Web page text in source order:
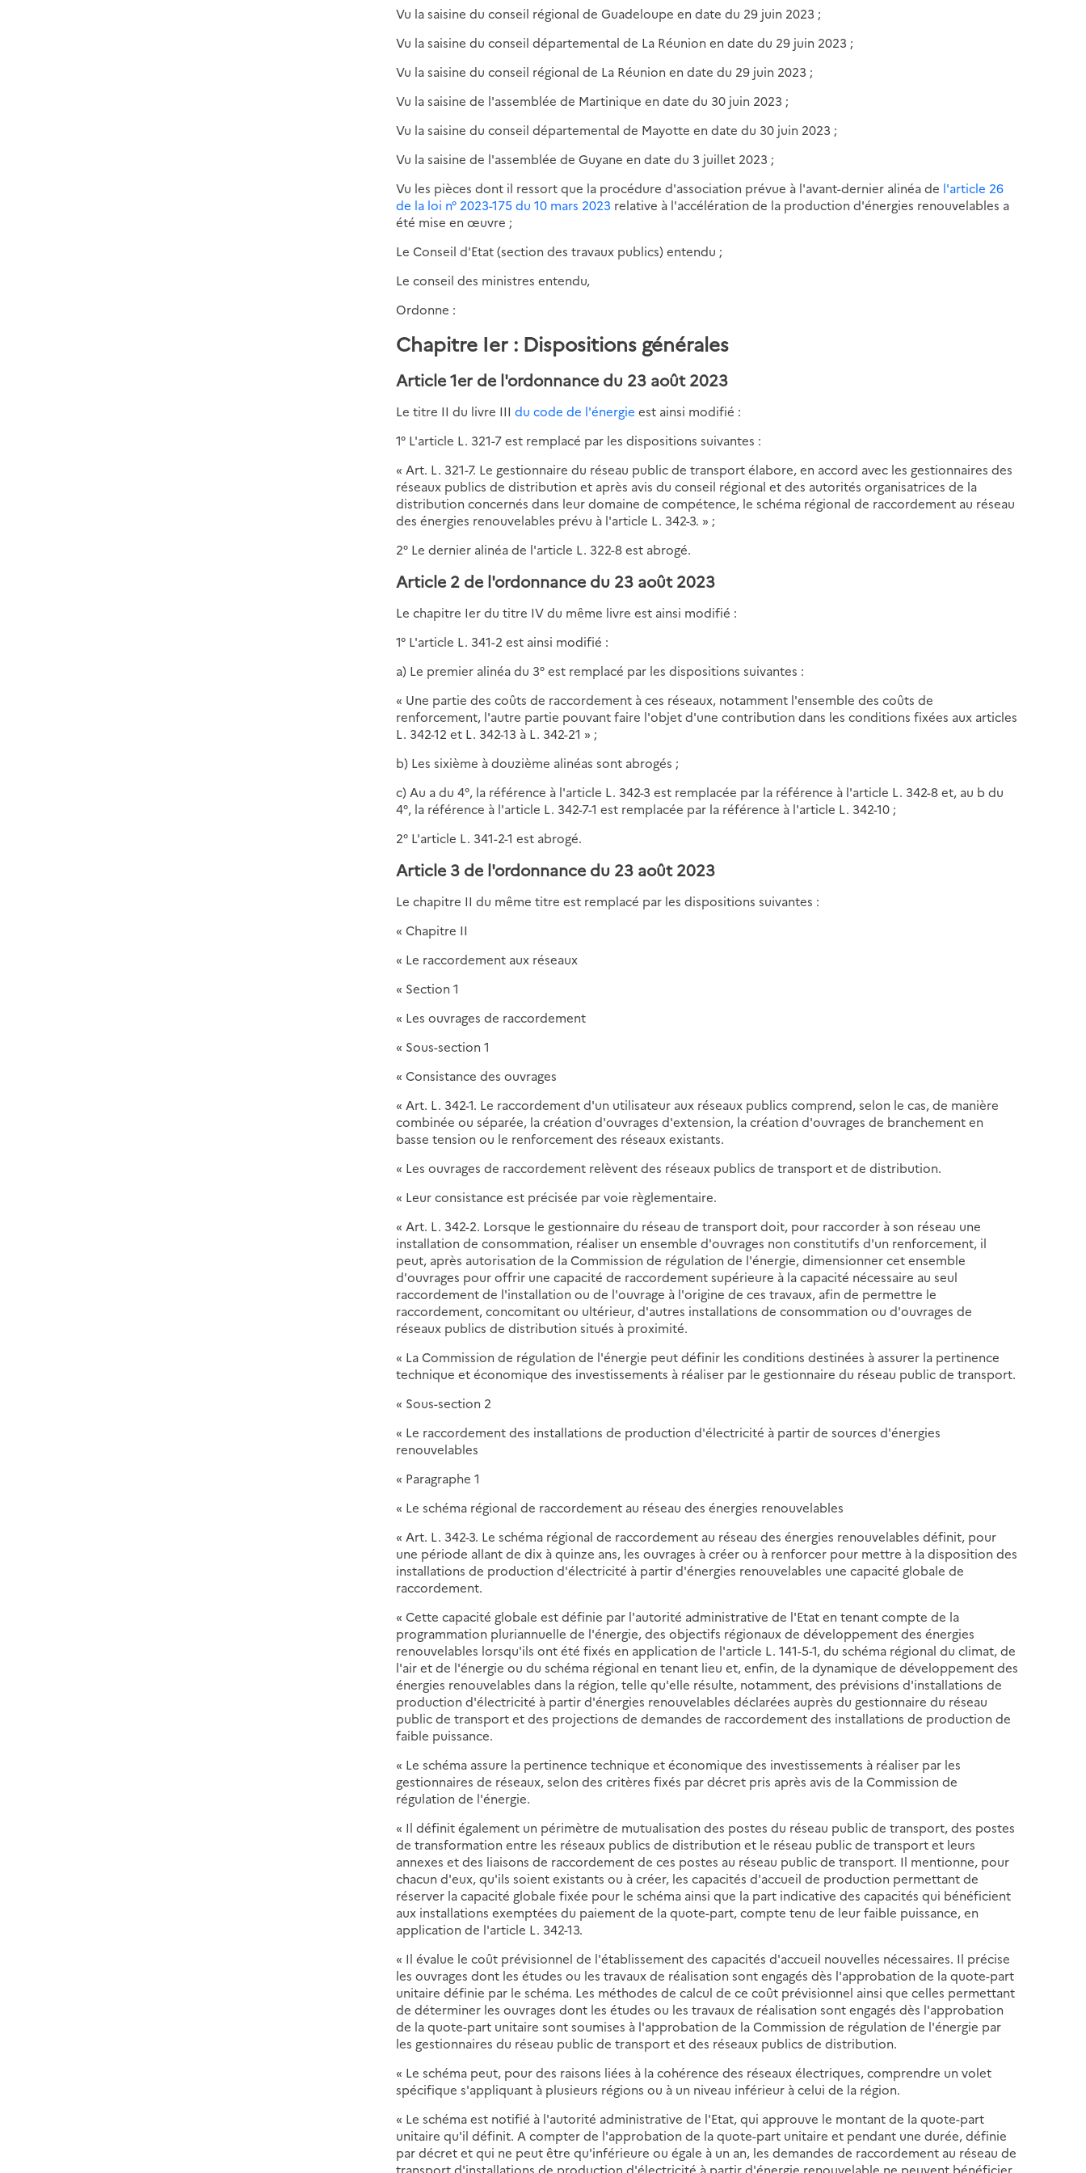
Vu la saisine du conseil régional de Guadeloupe en date du 29 juin 2023 ;
Vu la saisine du conseil départemental de La Réunion en date du 29 juin 2023 ;
Vu la saisine du conseil régional de La Réunion en date du 29 juin 2023 ;
Vu la saisine de l'assemblée de Martinique en date du 30 juin 2023 ;
Vu la saisine du conseil départemental de Mayotte en date du 30 juin 2023 ;
Vu la saisine de l'assemblée de Guyane en date du 3 juillet 2023 ;
Vu les pièces dont il ressort que la procédure d'association prévue à l'avant-dernier alinéa de l'article 26
de la loi n° 2023-175 du 10 mars 2023 relative à l'accélération de la production d'énergies renouvelables a
été mise en œuvre ;
Le Conseil d'Etat (section des travaux publics) entendu ;
Le conseil des ministres entendu,
Ordonne :
Chapitre Ier : Dispositions générales
Article 1er de l'ordonnance du 23 août 2023
Le titre II du livre IIIdu code de l'énergie est ainsi modifié :
1° L'article L. 321-7 est remplacé par les dispositions suivantes :
« Art. L. 321-7. Le gestionnaire du réseau public de transport élabore, en accord avec les gestionnaires des
réseaux publics de distribution et après avis du conseil régional et des autorités organisatrices de la
distribution concernés dans leur domaine de compétence, le schéma régional de raccordement au réseau
des énergies renouvelables prévu à l'article L. 342-3. » ;
2° Le dernier alinéa de l'article L. 322-8 est abrogé.
Article 2 de l'ordonnance du 23 août 2023
Le chapitre Ier du titre IV du même livre est ainsi modifié :
1° L'article L. 341-2 est ainsi modifié :
a) Le premier alinéa du 3° est remplacé par les dispositions suivantes :
« Une partie des coûts de raccordement à ces réseaux, notamment l'ensemble des coûts de
renforcement, l'autre partie pouvant faire l'objet d'une contribution dans les conditions fixées aux articles
L. 342-12 et L. 342-13 à L. 342-21 » ;
b) Les sixième à douzième alinéas sont abrogés ;
c) Au a du 4°, la référence à l'article L. 342-3 est remplacée par la référence à l'article L. 342-8 et, au b du
4°, la référence à l'article L. 342-7-1 est remplacée par la référence à l'article L. 342-10 ;
2° L'article L. 341-2-1 est abrogé.
Article 3 de l'ordonnance du 23 août 2023
Le chapitre II du même titre est remplacé par les dispositions suivantes :
« Chapitre II
« Le raccordement aux réseaux
« Section 1
« Les ouvrages de raccordement
« Sous-section 1
« Consistance des ouvrages
« Art. L. 342-1. Le raccordement d'un utilisateur aux réseaux publics comprend, selon le cas, de manière
combinée ou séparée, la création d'ouvrages d'extension, la création d'ouvrages de branchement en
basse tension ou le renforcement des réseaux existants.
« Les ouvrages de raccordement relèvent des réseaux publics de transport et de distribution.
« Leur consistance est précisée par voie règlementaire.
« Art. L. 342-2. Lorsque le gestionnaire du réseau de transport doit, pour raccorder à son réseau une
installation de consommation, réaliser un ensemble d'ouvrages non constitutifs d'un renforcement, il
peut, après autorisation de la Commission de régulation de l'énergie, dimensionner cet ensemble
d'ouvrages pour offrir une capacité de raccordement supérieure à la capacité nécessaire au seul
raccordement de l'installation ou de l'ouvrage à l'origine de ces travaux, afin de permettre le
raccordement, concomitant ou ultérieur, d'autres installations de consommation ou d'ouvrages de
réseaux publics de distribution situés à proximité.
« La Commission de régulation de l'énergie peut définir les conditions destinées à assurer la pertinence
technique et économique des investissements à réaliser par le gestionnaire du réseau public de transport.
« Sous-section 2
« Le raccordement des installations de production d'électricité à partir de sources d'énergies
renouvelables
« Paragraphe 1
« Le schéma régional de raccordement au réseau des énergies renouvelables
« Art. L. 342-3. Le schéma régional de raccordement au réseau des énergies renouvelables définit, pour
une période allant de dix à quinze ans, les ouvrages à créer ou à renforcer pour mettre à la disposition des
installations de production d'électricité à partir d'énergies renouvelables une capacité globale de
raccordement.
« Cette capacité globale est définie par l'autorité administrative de l'Etat en tenant compte de la
programmation pluriannuelle de l'énergie, des objectifs régionaux de développement des énergies
renouvelables lorsqu'ils ont été fixés en application de l'article L. 141-5-1, du schéma régional du climat, de
l'air et de l'énergie ou du schéma régional en tenant lieu et, enfin, de la dynamique de développement des
énergies renouvelables dans la région, telle qu'elle résulte, notamment, des prévisions d'installations de
production d'électricité à partir d'énergies renouvelables déclarées auprès du gestionnaire du réseau
public de transport et des projections de demandes de raccordement des installations de production de
faible puissance.
« Le schéma assure la pertinence technique et économique des investissements à réaliser par les
gestionnaires de réseaux, selon des critères fixés par décret pris après avis de la Commission de
régulation de l'énergie.
« Il définit également un périmètre de mutualisation des postes du réseau public de transport, des postes
de transformation entre les réseaux publics de distribution et le réseau public de transport et leurs
annexes et des liaisons de raccordement de ces postes au réseau public de transport. Il mentionne, pour
chacun d'eux, qu'ils soient existants ou à créer, les capacités d'accueil de production permettant de
réserver la capacité globale fixée pour le schéma ainsi que la part indicative des capacités qui bénéficient
aux installations exemptées du paiement de la quote-part, compte tenu de leur faible puissance, en
application de l'article L. 342-13.
« Il évalue le coût prévisionnel de l'établissement des capacités d'accueil nouvelles nécessaires. Il précise
les ouvrages dont les études ou les travaux de réalisation sont engagés dès l'approbation de la quote-part
unitaire définie par le schéma. Les méthodes de calcul de ce coût prévisionnel ainsi que celles permettant
de déterminer les ouvrages dont les études ou les travaux de réalisation sont engagés dès l'approbation
de la quote-part unitaire sont soumises à l'approbation de la Commission de régulation de l'énergie par
les gestionnaires du réseau public de transport et des réseaux publics de distribution.
« Le schéma peut, pour des raisons liées à la cohérence des réseaux électriques, comprendre un volet
spécifique s'appliquant à plusieurs régions ou à un niveau inférieur à celui de la région.
« Le schéma est notifié à l'autorité administrative de l'Etat, qui approuve le montant de la quote-part
unitaire qu'il définit. A compter de l'approbation de la quote-part unitaire et pendant une durée, définie
par décret et qui ne peut être qu'inférieure ou égale à un an, les demandes de raccordement au réseau de
transport d'installations de production d'électricité à partir d'énergie renouvelable ne peuvent bénéficier